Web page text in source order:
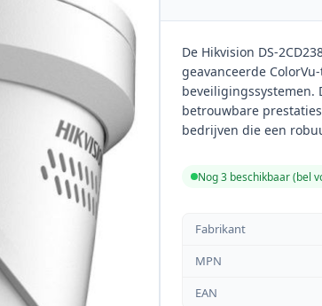
De Hikvision DS-
geavanceerde
beveiligingssystemen.
betrouwbare
bedrijven die een
Nog 3 beschikbaar (bel
Fabrikant
MPN
EAN